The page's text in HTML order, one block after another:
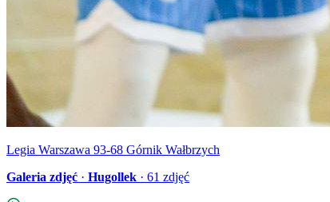
Legia Warszawa 93-68 Górnik Wałbrzych
Galeria zdjęć · Hugollek · 61 zdjęć